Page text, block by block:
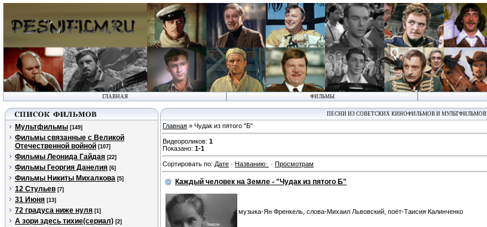
ГЛАВНАЯ ФИЛЬМЫ
Мультфильмы [149]
Фильмы связанные с Великой
Отечественной войной [107]
Фильмы Леонида Гайдая [22]
Фильмы Георгия Данелия [6]
Фильмы Никиты Михалкова [5]
12 Стульев [7]
31 Июня [13]
72 градуса ниже нуля [1]
А зори здесь тихие(сериал) [2]
ПЕСНИ ИЗ СОВЕТСКИХ КИНОФИЛЬМОВ И МУЛЬТФИЛЬМОВ
Главная » Чудак из пятого "Б"
Видеороликов: 1
Показано: 1-1
Сортировать по: Дате · Названию · Просмотрам
Каждый человек на Земле - "Чудак из пятого Б"
музыка-Ян Френкель, слова-Михаил Львовский, поёт-Таисия Калинченко